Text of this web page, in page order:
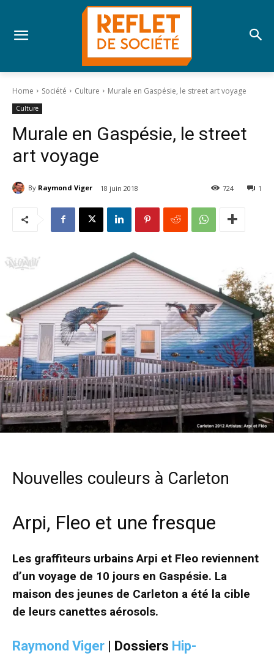
Home Société Culture Murale en Gaspésie, le street art voyage
Culture
Murale en Gaspésie, le street
art voyage
By Raymond Viger 18 juin 2018 1
724
Nouvelles couleurs à Carleton
Arpi, Fleo et une fresque
Les graffiteurs urbains Arpi et Fleo reviennent
d’un voyage de 10 jours en Gaspésie. La
maison des jeunes de Carleton a été la cible
de leurs canettes aérosols.
Raymond Viger | Dossiers Hip-